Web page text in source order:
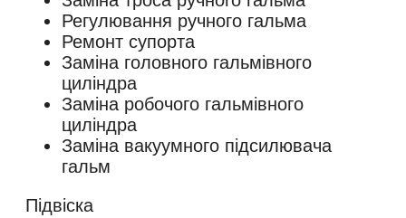
Регулювання ручного гальма
Ремонт супорта
Заміна головного гальмівного
циліндра
Заміна робочого гальмівного
циліндра
Заміна вакуумного підсилювача
гальм
Підвіска